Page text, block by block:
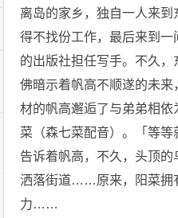
离岛的家乡，独自一人来
得不找份工作，最后来到
的出版社担任写手。不久
佛暗示着帆高不顺遂的未
材的帆高邂逅了与弟弟相
菜（森七菜配音）。「等
告诉着帆高，不久，头顶
洒落街道……原来，阳菜拥
力……